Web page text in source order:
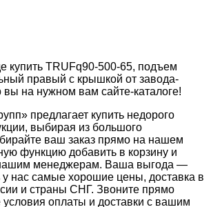
купить TRUFq90-500-65, подъем
правый с крышкой от завода-
вы на нужном вам сайте-каталоге!
предлагает купить недорого
выбирая из большого
ваш заказ прямо на нашем
функцию добавить в корзину и
нашим менеджерам. Ваша выгода —
нас самые хорошие цены, доставка в
и страны СНГ. Звоните прямо
условия оплаты и доставки с вашим